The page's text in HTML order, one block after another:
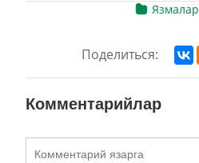
Язмалар
Поделиться:
Комментарийлар